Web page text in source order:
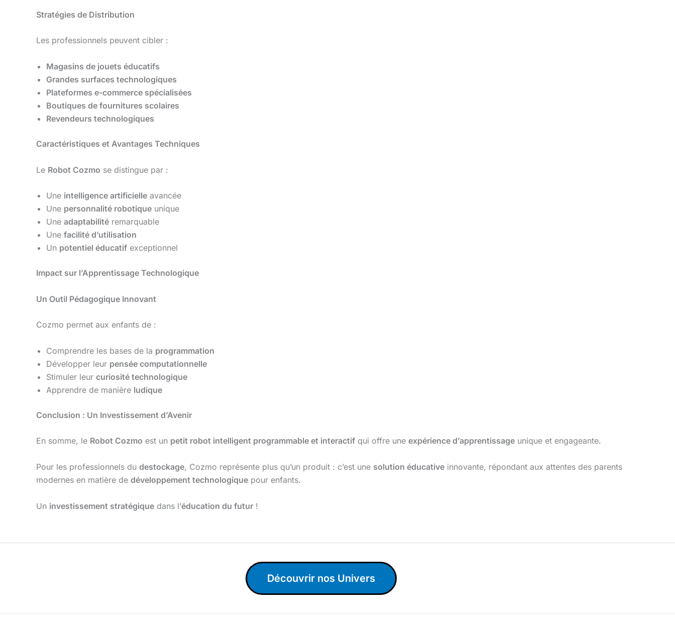
Stratégies de Distribution
Les professionnels peuvent cibler :
Magasins de jouets éducatifs
Grandes surfaces technologiques
Plateformes e-commerce spécialisées
Boutiques de fournitures scolaires
Revendeurs technologiques
Caractéristiques et Avantages Techniques
Le Robot Cozmo se distingue par :
Une intelligence artificielle avancée
Une personnalité robotique unique
Une adaptabilité remarquable
Une facilité d’utilisation
Un potentiel éducatif exceptionnel
Impact sur l’Apprentissage Technologique
Un Outil Pédagogique Innovant
Cozmo permet aux enfants de :
Comprendre les bases de la programmation
Développer leur pensée computationnelle
Stimuler leur curiosité technologique
Apprendre de manière ludique
Conclusion : Un Investissement d’Avenir
En somme, le Robot Cozmo est un petit robot intelligent programmable et interactif qui offre une expérience d’apprentissage unique et engageante.
Pour les professionnels du destockage, Cozmo représente plus qu’un produit : c’est une solution éducative innovante, répondant aux attentes des parents
modernes en matière de développement technologique pour enfants.
Un investissement stratégique dans l’éducation du futur !
Découvrir nos Univers